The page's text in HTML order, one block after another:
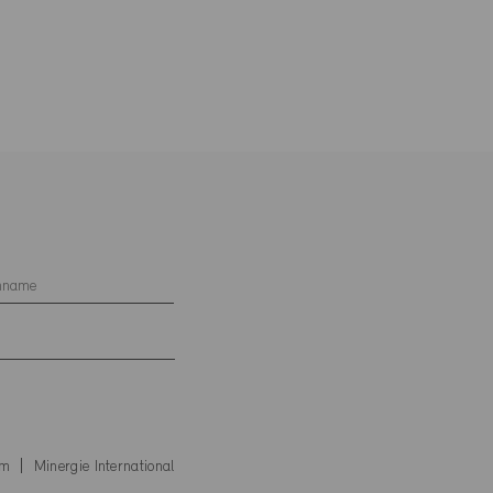
Minergie International